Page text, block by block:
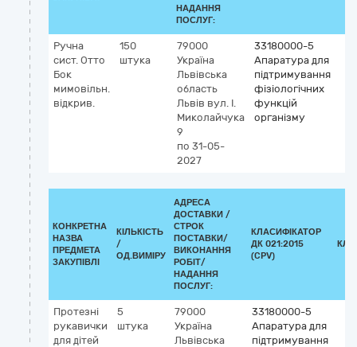
НАДАННЯ
ПОСЛУГ:
Ручна
сист. Отто
Бок
мимовільн.
відкрив.
150
штука
79000
Україна
Львівська
область
Львів вул. І.
Миколайчука
9
по 31-05-
2027
33180000-5
Апаратура для
підтримування
фізіологічних
функцій
організму
КОНКРЕТНА
НАЗВА
ПРЕДМЕТА
ЗАКУПІВЛІ
КІЛЬКІСТЬ
/
ОД.ВИМІРУ
АДРЕСА
ДОСТАВКИ /
СТРОК
ПОСТАВКИ/
ВИКОНАННЯ
РОБІТ/
НАДАННЯ
ПОСЛУГ:
КЛАСИФІКАТОР
ДК 021:2015
(CPV)
Протезні
рукавички
для дітей
5
штука
79000
Україна
Львівська
33180000-5
Апаратура для
підтримування